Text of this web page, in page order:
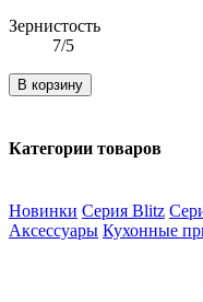
Зернистость
7/5
В корзину
Категории товаров
Новинки Серия Blitz
Аксессуары Кухонные